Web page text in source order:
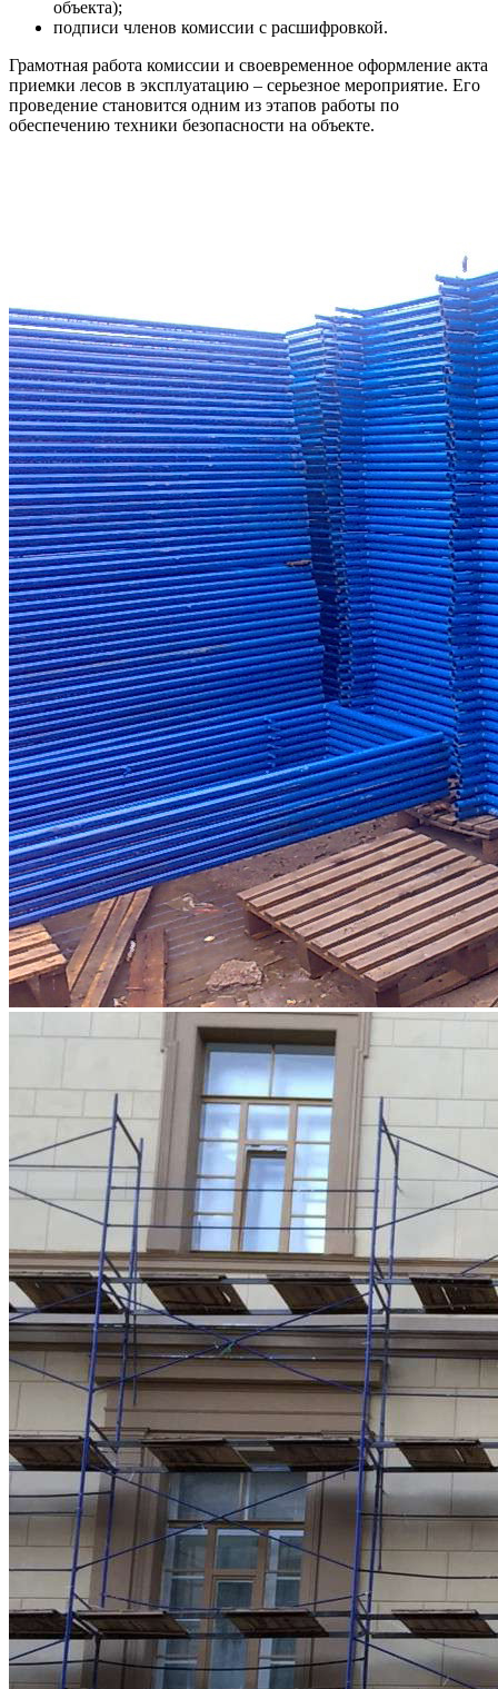
объекта);
подписи членов комиссии с расшифровкой.
Грамотная работа комиссии и своевременное оформление акта
приемки лесов в эксплуатацию – серьезное мероприятие. Его
проведение становится одним из этапов работы по
обеспечению техники безопасности на объекте.